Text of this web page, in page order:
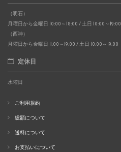
（明石）
月曜日から金曜日 10:00～18:00 / 土日 10:00～19:00
（西神）
月曜日から金曜日 11:00～19:00 / 土日 10:00～19:00
定休日
水曜日
ご利用規約
総額について
送料について
お支払いについて